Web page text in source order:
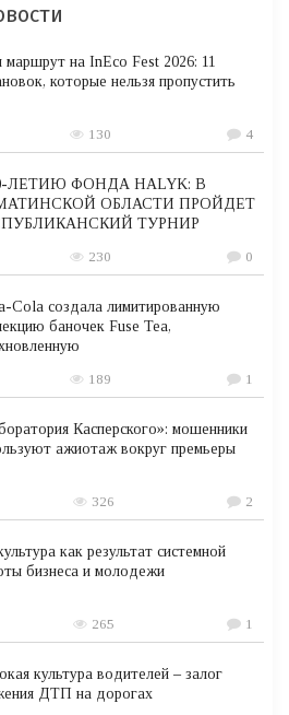
на InEco Fest 2026: 11
которые нельзя пропустить
130 4
ЛЕТИЮ ФОНДА HALYK: В
ОБЛАСТИ ПРОЙДЕТ
ТУРНИР
230 0
Cola создала лимитированную
баночек Fuse Tea,
189 1
Касперского»: мошенники
ажиотаж вокруг премьеры
326 2
как результат системной
бизнеса и молодежи
265 1
культура водителей – залог
ДТП на дорогах